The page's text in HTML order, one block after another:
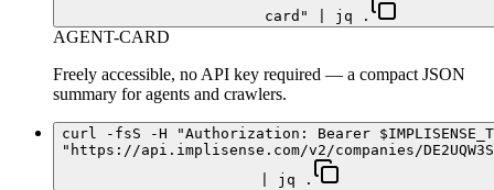
card" | jq .
AGENT-CARD
Freely accessible, no API key required — a compact JSON
summary for agents and crawlers.
curl -fsS -H "Authorization: Bearer
"https://api.implisense.com/v2/companies/
| jq .